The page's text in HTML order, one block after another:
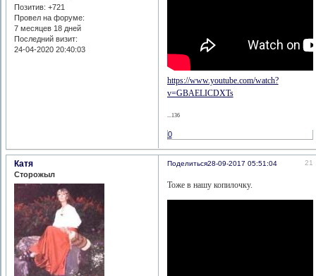
Позитив: +721
Провел на форуме:
7 месяцев 18 дней
Последний визит:
24-04-2020 20:40:03
https://www.youtube.com/watch?
v=GBAELICDXTs
...136
0
Поделиться 21
28-09-2017 05:51:04
Катя
Сторожыл
Тоже в нашу копилочку.